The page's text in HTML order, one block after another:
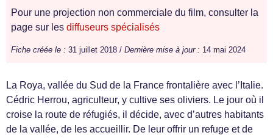
Pour une projection non commerciale du film, consulter la
page sur les diffuseurs spécialisés
Fiche créée le : 31 juillet 2018 / Dernière mise à jour : 14 mai 2024
La Roya, vallée du Sud de la France frontalière avec l’Italie.
Cédric Herrou, agriculteur, y cultive ses oliviers. Le jour où il
croise la route de réfugiés, il décide, avec d’autres habitants
de la vallée, de les accueillir. De leur offrir un refuge et de